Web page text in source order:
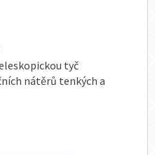
tyč
nátěrů tenkých a